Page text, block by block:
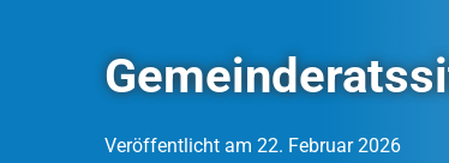
Veröffentlicht am 22. Februar 2026